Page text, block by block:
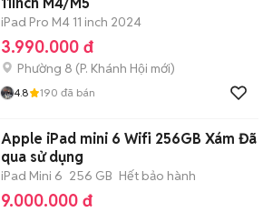
iPad Pro M4 11 inch 2024
3.990.000 đ
Phường 8 (P. Khánh Hội mới)
4.8 190 đã bán
Apple iPad mini 6 Wifi 256GB Xám Đã
qua sử dụng
iPad Mini 6 256 GB Hết bảo hành
9.000.000 đ